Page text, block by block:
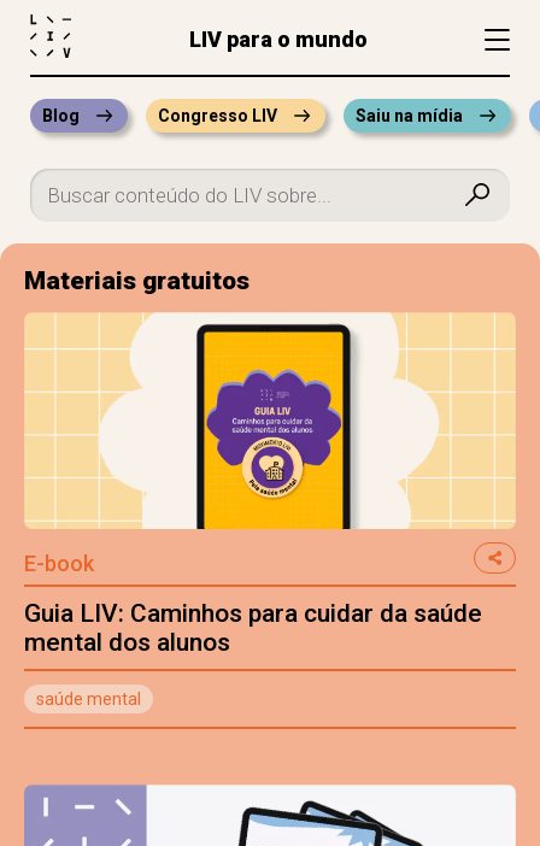
LIV para o mundo
Blog Congresso LIV Saiu na mídia
Materiais gratuitos
E-book
Guia LIV: Caminhos para cuidar da saúde
mental dos alunos
saúde mental